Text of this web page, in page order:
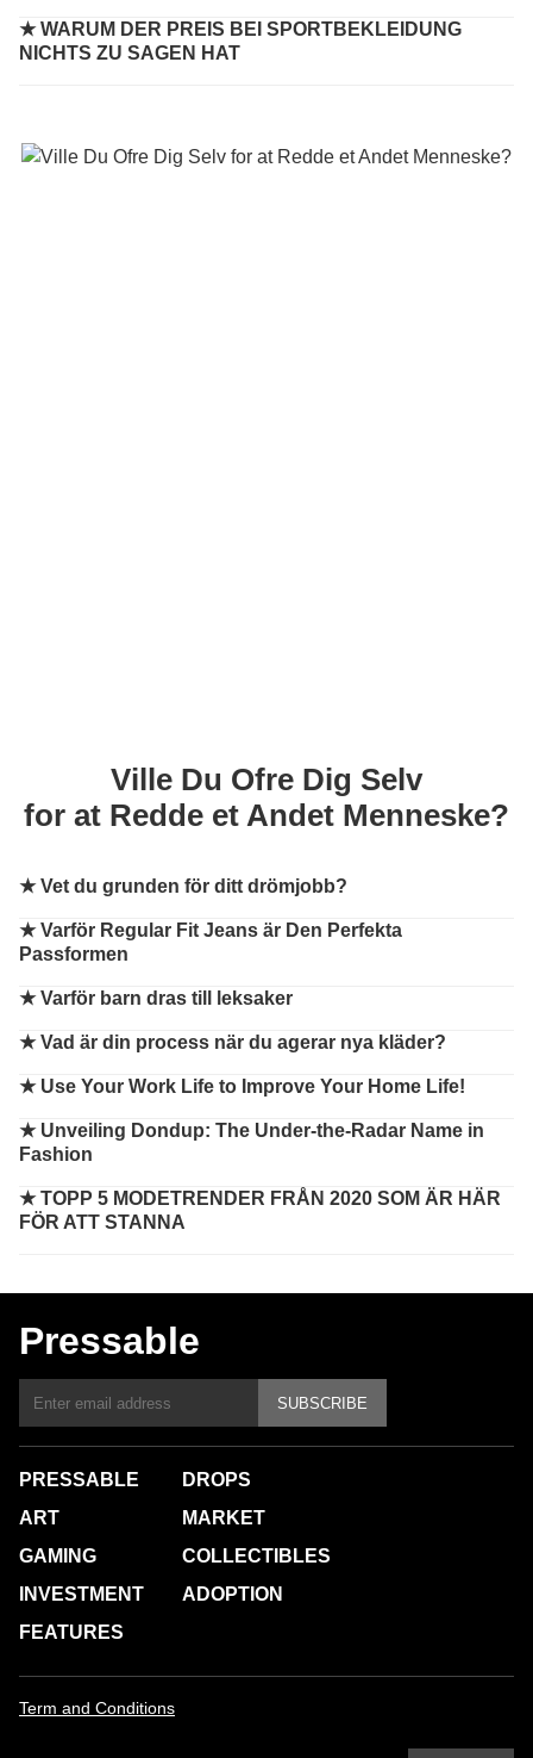
★WARUM DER PREIS BEI SPORTBEKLEIDUNG
NICHTS ZU SAGEN HAT
Ville Du Ofre Dig Selv
for at Redde et Andet Menneske?
★Vet du grunden för ditt drömjobb?
★Varför Regular Fit Jeans är Den Perfekta
Passformen
★Varför barn dras till leksaker
★Vad är din process när du agerar nya kläder?
★ Use Your Work Life to Improve Your Home Life!
★ Unveiling Dondup: The Under-the-Radar Name in
Fashion
★TOPP 5 MODETRENDER FRÅN 2020 SOM ÄR HÄR
FÖR ATT STANNA
Pressable
SUBSCRIBE
PRESSABLE
ART
GAMING
INVESTMENT
FEATURES
DROPS
MARKET
COLLECTIBLES
ADOPTION
Term and Conditions